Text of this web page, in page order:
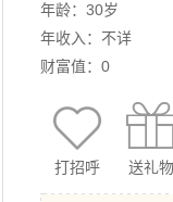
年龄：30岁
年收入：不详
财富值：0
打招呼 送礼物